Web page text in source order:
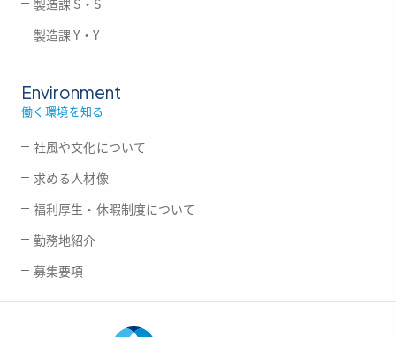
製造課 S・S
製造課 Y・Y
Environment
働く環境を知る
社風や文化について
求める人材像
福利厚生・休暇制度について
勤務地紹介
募集要項